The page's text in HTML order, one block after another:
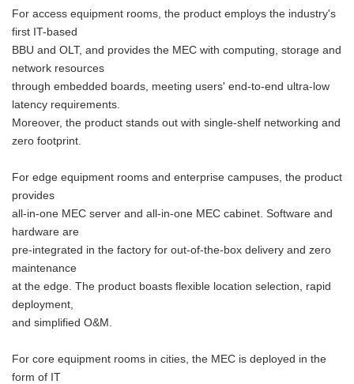
For access equipment rooms, the product employs the industry's
first IT-based
BBU and OLT, and provides the MEC with computing, storage and
network resources
through embedded boards, meeting users' end-to-end ultra-low
latency requirements.
Moreover, the product stands out with single-shelf networking and
zero footprint.
For edge equipment rooms and enterprise campuses, the product
provides
all-in-one MEC server and all-in-one MEC cabinet. Software and
hardware are
pre-integrated in the factory for out-of-the-box delivery and zero
maintenance
at the edge. The product boasts flexible location selection, rapid
deployment,
and simplified O&M.
For core equipment rooms in cities, the MEC is deployed in the
form of IT